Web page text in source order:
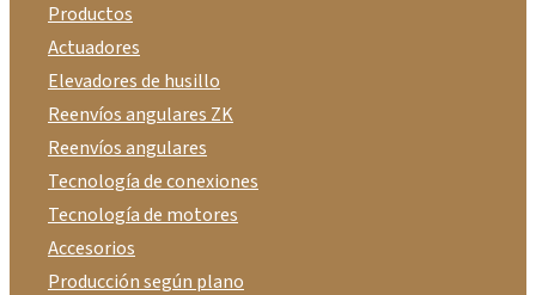
Productos
Actuadores
Elevadores de husillo
Reenvíos angulares ZK
Reenvíos angulares
Tecnología de conexiones
Tecnología de motores
Accesorios
Producción según plano